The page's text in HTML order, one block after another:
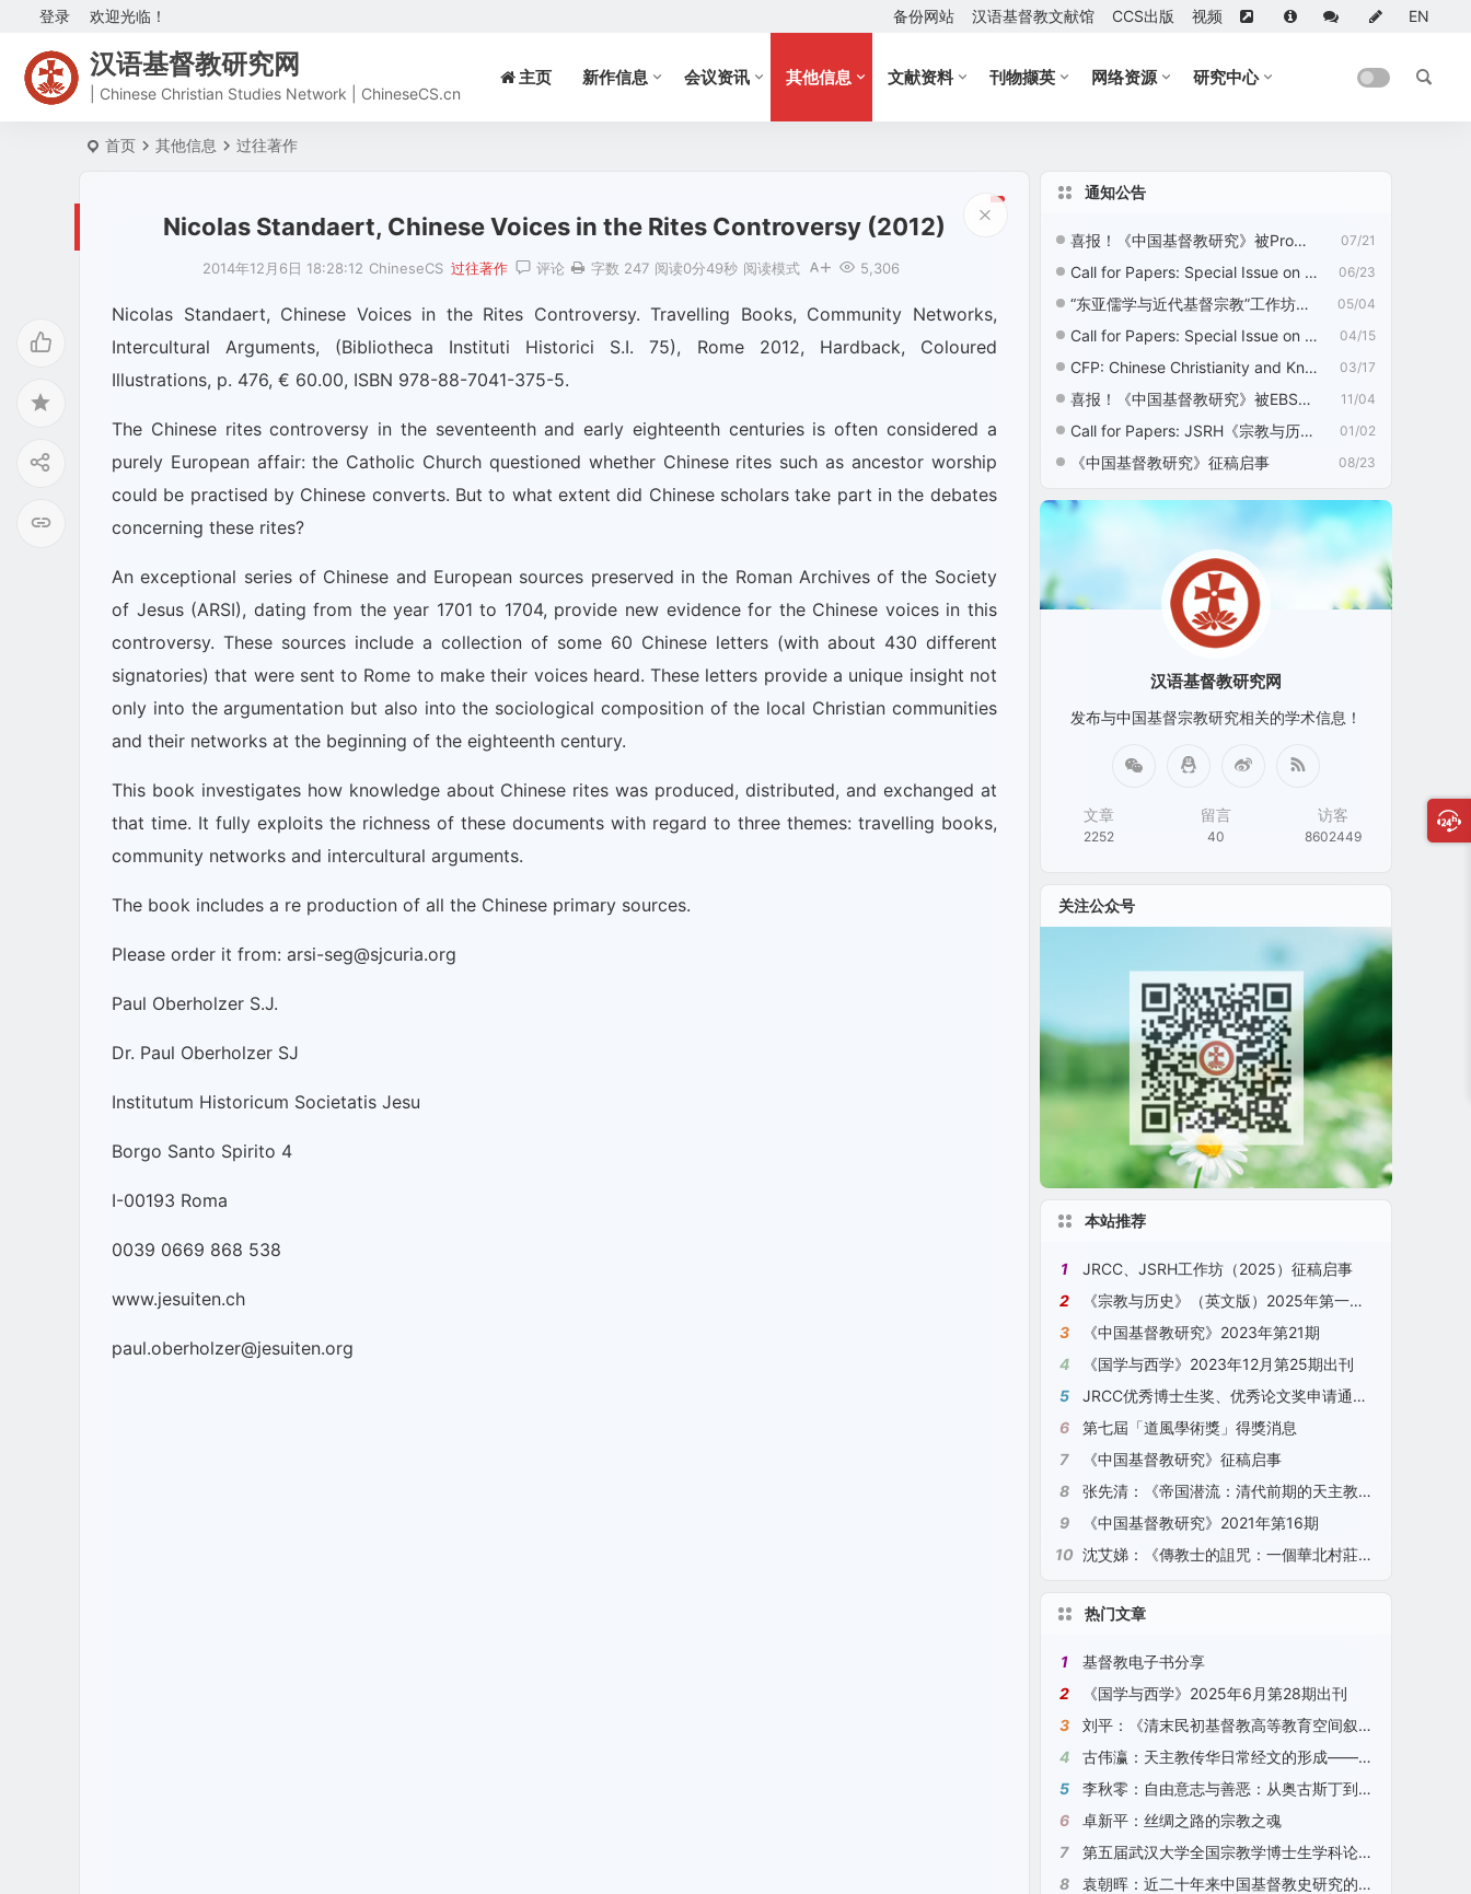
欢迎光临！
登录 备份网站 汉语基督教文献馆 CCS出版 视频 EN
汉语基督教研究网
| Chinese Christian Studies Network | ChineseCS.cn
主页 新作信息 会议资讯 其他信息 文献资料 刊物撷英 网络资源 研究中心
首页 其他信息 过往著作
Nicolas Standaert, Chinese Voices in the Rites Controversy (2012)
2014年12月6日 18:28:12 ChineseCS 过往著作 评论 5,306
字数 247 阅读0分49秒 阅读模式
Nicolas Standaert, Chinese Voices in the Rites Controversy. Travelling Books, Community Networks,
Intercultural Arguments, (Bibliotheca Instituti Historici S.I. 75), Rome 2012, Hardback, Coloured
Illustrations, p. 476, € 60.00, ISBN 978-88-7041-375-5.
The Chinese rites controversy in the seventeenth and early eighteenth centuries is often considered a
purely European affair: the Catholic Church questioned whether Chinese rites such as ancestor worship
could be practised by Chinese converts. But to what extent did Chinese scholars take part in the debates
concerning these rites?
An exceptional series of Chinese and European sources preserved in the Roman Archives of the Society
of Jesus (ARSI), dating from the year 1701 to 1704, provide new evidence for the Chinese voices in this
controversy. These sources include a collection of some 60 Chinese letters (with about 430 different
signatories) that were sent to Rome to make their voices heard. These letters provide a unique insight not
only into the argumentation but also into the sociological composition of the local Christian communities
and their networks at the beginning of the eighteenth century.
This book investigates how knowledge about Chinese rites was produced, distributed, and exchanged at
that time. It fully exploits the richness of these documents with regard to three themes: travelling books,
community networks and intercultural arguments.
The book includes a re production of all the Chinese primary sources.
Please order it from: arsi-seg@sjcuria.org
Paul Oberholzer S.J.
Dr. Paul Oberholzer SJ
Institutum Historicum Societatis Jesu
Borgo Santo Spirito 4
I-00193 Roma
0039 0669 868 538
www.jesuiten.ch
paul.oberholzer@jesuiten.org
通知公告
07/21
喜报！《中国基督教研究》被ProQuest收录
06/23
Call for Papers: Special Issue on “Nation Building, Nationalism, and Chinese Religions”
05/04
“东亚儒学与近代基督宗教”工作坊征稿启事
04/15
Call for Papers: Special Issue on “Ecotheology: Chinese Christian Perspectives”
03/17
CFP: Chinese Christianity and Knowledge Development—2nd Edition
11/04
喜报！《中国基督教研究》被EBSCO收录
01/02
Call for Papers: JSRH《宗教与历史》征稿启事
08/23
《中国基督教研究》征稿启事
汉语基督教研究网
发布与中国基督宗教研究相关的学术信息！
文章
2252
留言
40
访客
8602449
关注公众号
本站推荐
1
JRCC、JSRH工作坊（2025）征稿启事
2
《宗教与历史》（英文版）2025年第一期 No. 1, 2025, JSRH
3
《中国基督教研究》2023年第21期
4
《国学与西学》2023年12月第25期出刊
5
JRCC优秀博士生奖、优秀论文奖申请通知（2023）[2023年11月18日更新]
6
第七屆「道風學術獎」得獎消息
7
《中国基督教研究》征稿启事
8
张先清：《帝国潜流：清代前期的天主教、底层秩序与生活世界》（2021）
9
《中国基督教研究》2021年第16期
10 沈艾娣：《傳教士的詛咒：一個華北村莊的全球史》（2021）
热门文章
1
基督教电子书分享
2
《国学与西学》2025年6月第28期出刊
3
刘平：《清末民初基督教高等教育空间叙事研究》（2025）
4
古伟瀛：天主教传华日常经文的形成——以“圣号经”、“天主经”、“圣母经”为例（2024）
5
李秋零：自由意志与善恶：从奥古斯丁到康德
6
卓新平：丝绸之路的宗教之魂
7
第五届武汉大学全国宗教学博士生学科论坛征文通知
8
袁朝晖：近二十年来中国基督教史研究的观察与探索（2024）